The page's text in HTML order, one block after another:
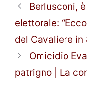
Berlusconi,
elettorale:
del Cavaliere in
Omicidio
patrigno | La